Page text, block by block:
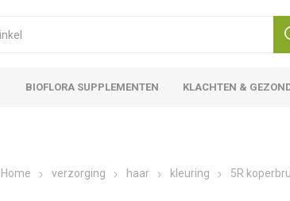
BIOFLORA SUPPLEMENTEN KLACHTEN &
Home verzorging haar kleuring 5R